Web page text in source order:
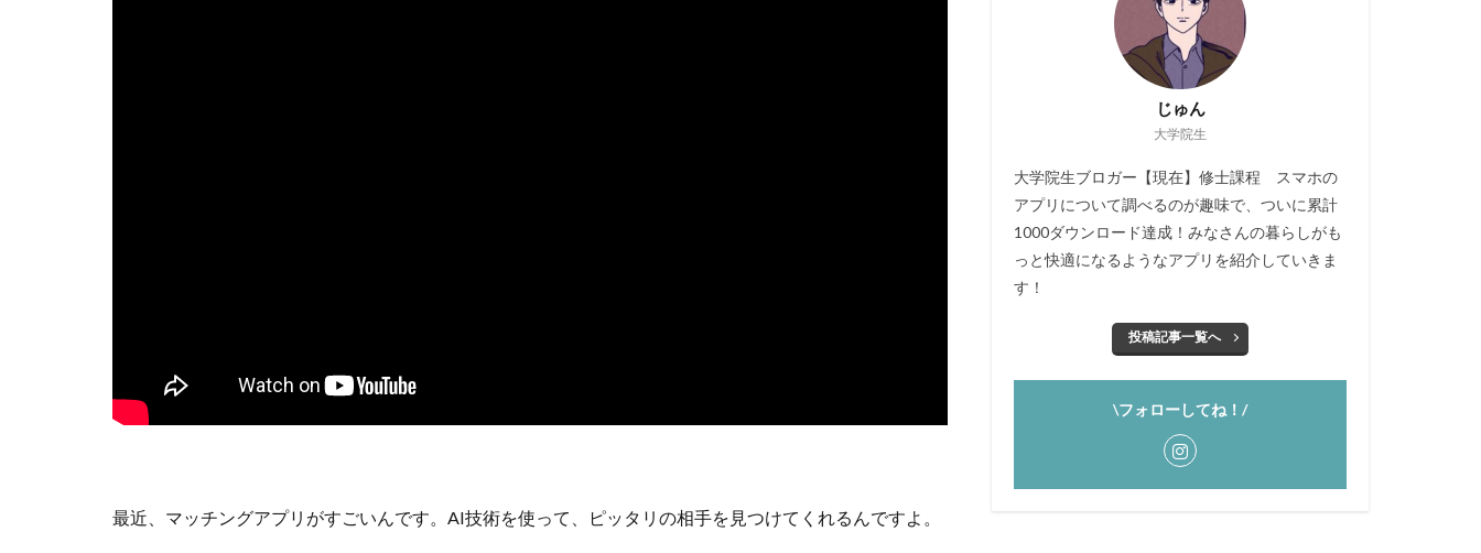
ン
1.2
最近、マッチングアプリがすごいんです。AI技術を使って、ピッタリの相手を見つけてくれるんですよ。
じゅん
大学院生
大学院生ブロガー【現在】修士課程 スマホの
アプリについて調べるのが趣味で、ついに累計
1000ダウンロード達成！みなさんの暮らしがも
っと快適になるようなアプリを紹介していきま
す！
投稿記事一覧へ
\フォローしてね！/